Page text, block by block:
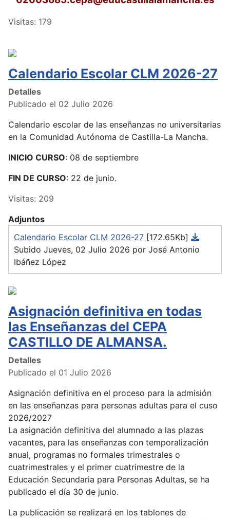
Visitas: 179
Calendario Escolar CLM 2026-27
Detalles
Publicado el 02 Julio 2026
Calendario escolar de las enseñanzas no universitarias
en la Comunidad Autónoma de Castilla-La Mancha.
INICIO CURSO: 08 de septiembre
FIN DE CURSO: 22 de junio.
Visitas: 209
Adjuntos
Calendario Escolar CLM 2026-27 [172.65Kb]
Subido Jueves, 02 Julio 2026 por José Antonio
Ibáñez López
Asignación definitiva en todas
las Enseñanzas del CEPA
CASTILLO DE ALMANSA.
Detalles
Publicado el 01 Julio 2026
Asignación definitiva en el proceso para la admisión
en las enseñanzas para personas adultas para el cuso
2026/2027
La asignación definitiva del alumnado a las plazas
vacantes, para las enseñanzas con temporalización
anual, programas no formales trimestrales o
cuatrimestrales y el primer cuatrimestre de la
Educación Secundaria para Personas Adultas, se ha
publicado el día 30 de junio.
La publicación se realizará en los tablones de